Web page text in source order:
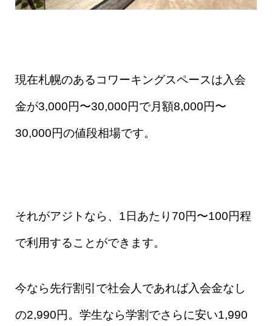
現在札幌のあるコワーキングスペースは 入会
金が3,000円〜30,000円で月額8,000円〜
30,000円の値段相場です。
それがアジトなら、1日あたり70円〜100円程
で利用することができます。
今なら先行割引で社会人であれば入会金なし
の2,990円。 学生なら学割でさらに安い1,990